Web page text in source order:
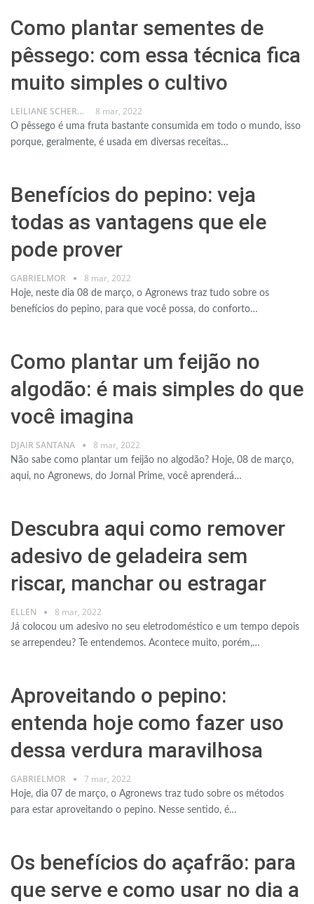
Como plantar sementes de
pêssego: com essa técnica fica
muito simples o cultivo
LEILIANE SCHERER 8 mar, 2022
O pêssego é uma fruta bastante consumida em todo o mundo, isso
porque, geralmente, é usada em diversas receitas…
Benefícios do pepino: veja
todas as vantagens que ele
pode prover
GABRIELMOR 8 mar, 2022
Hoje, neste dia 08 de março, o Agronews traz tudo sobre os
benefícios do pepino, para que você possa, do conforto…
Como plantar um feijão no
algodão: é mais simples do que
você imagina
DJAIR SANTANA 8 mar, 2022
Não sabe como plantar um feijão no algodão? Hoje, 08 de março,
aqui, no Agronews, do Jornal Prime, você aprenderá…
Descubra aqui como remover
adesivo de geladeira sem
riscar, manchar ou estragar
ELLEN 8 mar, 2022
Já colocou um adesivo no seu eletrodoméstico e um tempo depois
se arrependeu? Te entendemos. Acontece muito, porém,…
Aproveitando o pepino:
entenda hoje como fazer uso
dessa verdura maravilhosa
GABRIELMOR 7 mar, 2022
Hoje, dia 07 de março, o Agronews traz tudo sobre os métodos
para estar aproveitando o pepino. Nesse sentido, é…
Os benefícios do açafrão: para
que serve e como usar no dia a